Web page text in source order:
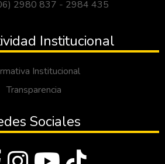
2980 837 - 2984 435
Institucional
Institucional
Transparencia
Sociales